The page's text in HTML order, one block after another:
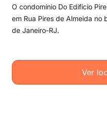
O condomínio Do Edifício
em Rua Pires de Almeida no
de Janeiro-RJ.
Ver